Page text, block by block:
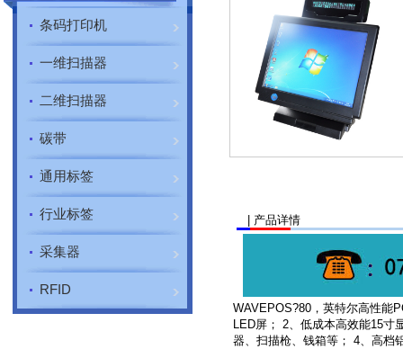
条码打印机
一维扫描器
二维扫描器
碳带
通用标签
行业标签
采集器
RFID
| 产品详情
WAVEPOS?80，英特尔高性能
LED屏； 2、低成本高效能15寸
器、扫描枪、钱箱等； 4、高档